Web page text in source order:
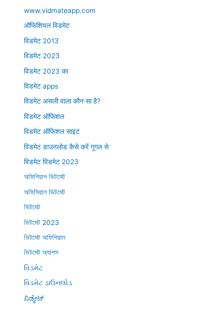
www.vidmateapp.com
ऑफिशियल विडमेट
विडमेट 2013
विडमेट 2023
विडमेट 2023 का
विडमेट apps
विडमेट असली वाला कौन सा है?
विडमेट ऑफिशल
विडमेट ऑफिशल साइट
विडमेट डाउनलोड कैसे करें गूगल से
विडमेट विडमेट 2023
অফিশিয়াল ভিটমেট
অফিসিয়াল ভিটমেট
ভিটমেট
ভিটমেট 2023
ভিটমেট অফিশিয়াল
ভিটমেট অ্যাপস
વિડમેટ
વિડમેટ ડાઉનલોડ
ವಿಡ್ಮೇಟ್